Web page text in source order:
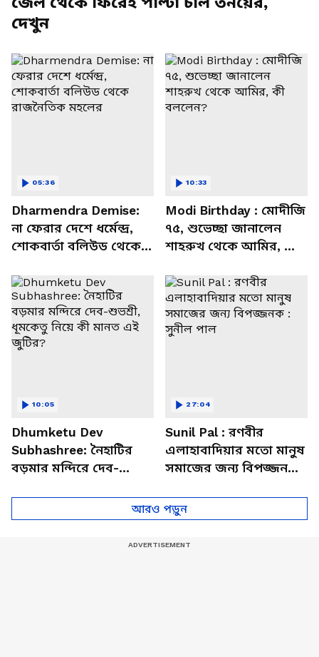
দেখুন
Dharmendra Demise:
না ফেরার দেশে ধর্মেন্দ্র,
শোকবার্তা বলিউড থেকে
05:36
Modi Birthday : মোদীজি
৭৫, শুভেচ্ছা জানালেন
শাহরুখ থেকে আমির, কী
10:33
Dhumketu Dev
Subhashree: নৈহাটির
বড়মার মন্দিরে দেব-
10:05
Sunil Pal : রণবীর
এলাহাবাদিয়ার মতো মানুষ
সমাজের জন্য বিপজ্জনক :
27:04
আরও পড়ুন